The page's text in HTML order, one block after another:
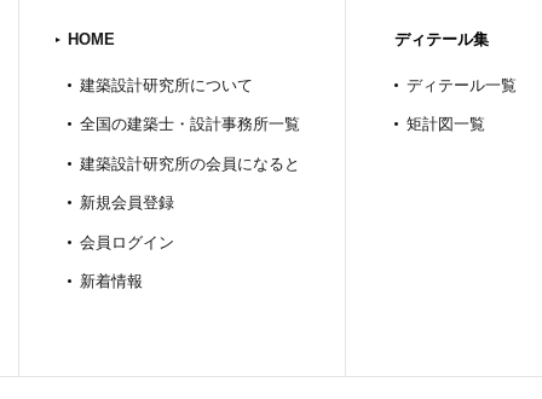
HOME
建築設計研究所について
全国の建築士・設計事務所一覧
建築設計研究所の会員になると
新規会員登録
会員ログイン
新着情報
ディテール集
ディテール一覧
矩計図一覧